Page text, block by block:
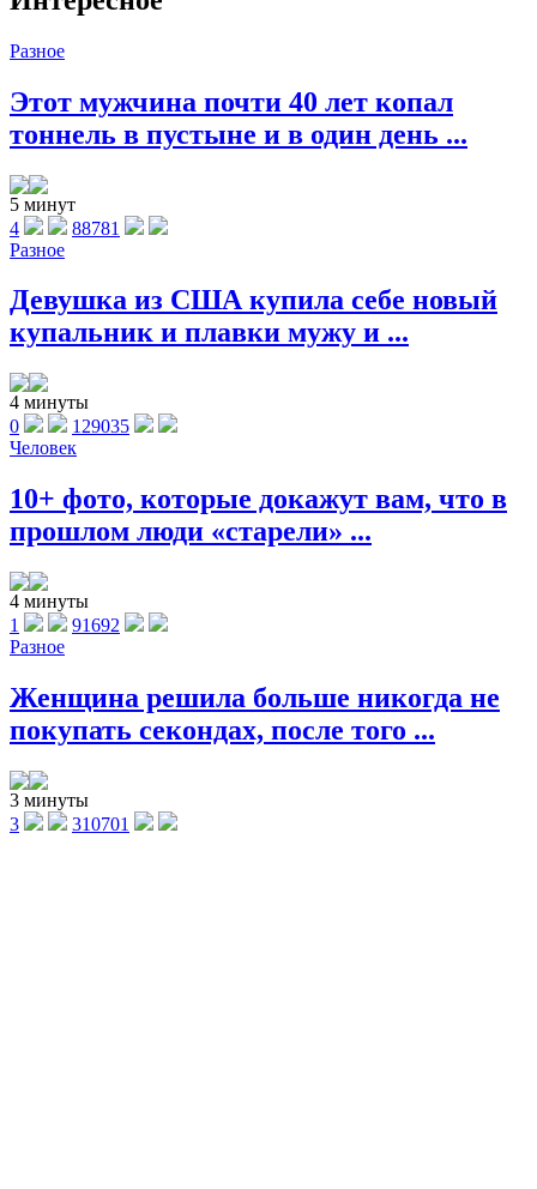
Разное
Этот мужчина почти 40 лет копал
тоннель в пустыне и в один день ...
5 минут
4
88781
Разное
Девушка из США купила себе новый
купальник и плавки мужу и ...
4 минуты
0
129035
Человек
10+ фото, которые докажут вам, что в
прошлом люди «старели» ...
4 минуты
1
91692
Разное
Женщина решила больше никогда не
покупать секондах, после того ...
3 минуты
3
310701